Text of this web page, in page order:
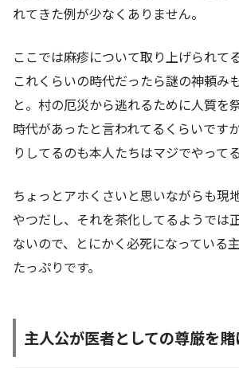
れてきた例が少なくありません。
ここでは麻疹について取り上げられて
これくらいの時代だったら謎の神頼み
と。村の厄災から逃れるために人質を
時代があったと言われてるくらいです
りしてるのも本人たちはマジでやって
ちょっとアホくさいと思いながらも現
やつだし、それを茶化してるようでは
ないので、とにかく必死になっている
たっぷりです。
主人公が医者としての尊厳を賭